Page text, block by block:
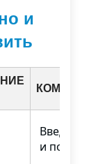
и
Введите
и